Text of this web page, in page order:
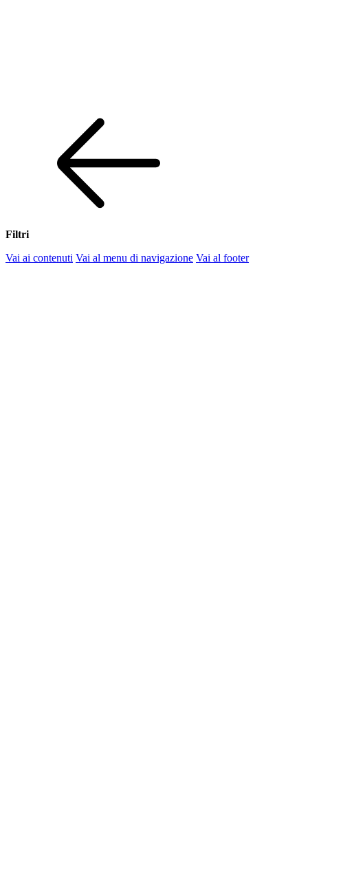
Filtri
Vai ai contenuti Vai al menu di navigazione Vai al footer